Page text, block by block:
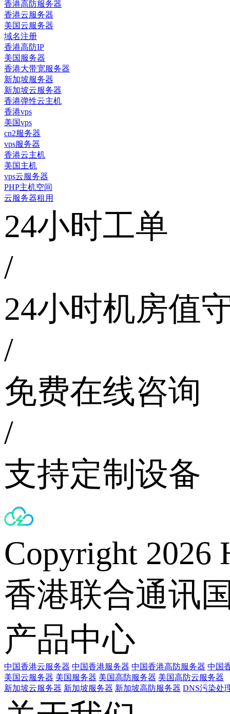
香港高防服务器
香港云服务器
美国云服务器
域名注册
香港高防IP
美国服务器
香港大带宽服务器
新加坡服务器
新加坡云服务器
香港弹性云主机
香港vps
美国vps
cn2服务器
vps服务器
香港云主机
美国主机
vps云服务器
PHP主机空间
云服务器租用
24小时工单
/
24小时机房值
/
免费在线咨询
/
支持定制设备
Copyright 2026
香港联合通讯
产品中心
中国香港云服务器 中国香港服务器 中国香港高防服务器 中国
美国云服务器 美国服务器 美国高防服务器 美国高防云服务器
新加坡云服务器 新加坡服务器 新加坡高防服务器 DNS污染处